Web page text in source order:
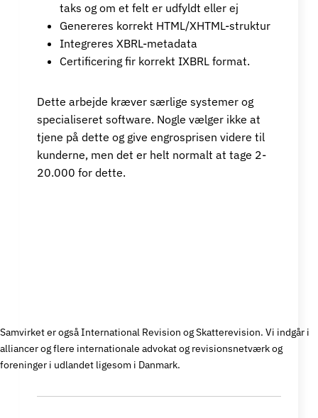
taks og om et felt er udfyldt eller ej
Genereres korrekt HTML/XHTML-struktur
Integreres XBRL-metadata
Certificering fir korrekt IXBRL format.
Dette arbejde kræver særlige systemer og
specialiseret software. Nogle vælger ikke at
tjene på dette og give engrosprisen videre til
kunderne, men det er helt normalt at tage 2-
20.000 for dette.
Samvirket er også International Revision og Skatterevision. Vi indgår i
alliancer og flere internationale advokat og revisionsnetværk og
foreninger i udlandet ligesom i Danmark.